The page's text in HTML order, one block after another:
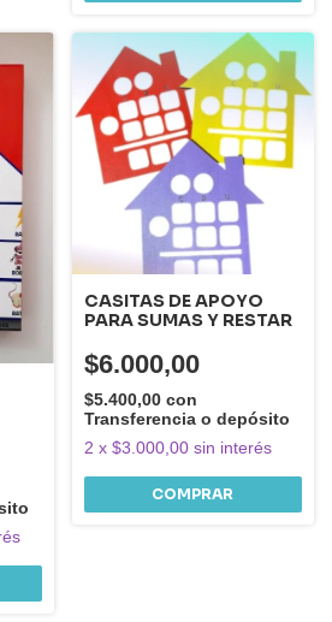
CASITAS DE APOYO
PARA SUMAS Y RESTAR
$6.000,00
$5.400,00 con
Transferencia o depósito
2 x $3.000,00 sin interés